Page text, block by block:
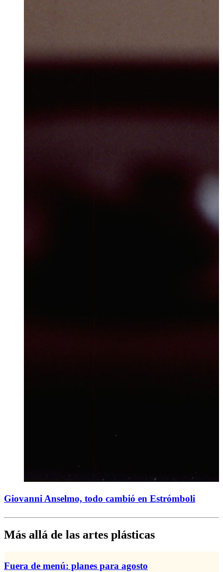
Giovanni Anselmo, todo cambió en Estrómboli
Más allá de las artes plásticas
Fuera de menú: planes para agosto